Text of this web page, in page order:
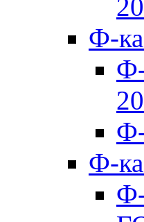
Ф-
Ф-